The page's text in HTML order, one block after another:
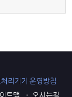
리기기 운영방침
트맵
오시는길